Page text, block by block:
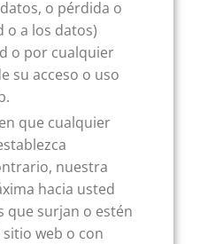
o pérdida o
o a los datos)
o por cualquier
su acceso o uso
que cualquier
nuestra
hacia usted
que surjan o estén
web o con